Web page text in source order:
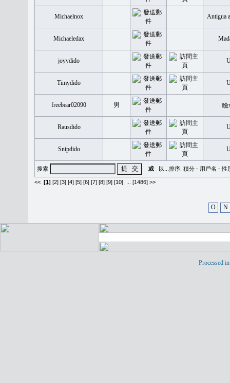
Michaelnox Antigua
Michaeledax
joyydido
Timydido
freebear02090 男
Rausdido
Snipdido
搜索 或 以...排序: 積分 - 用戶名 -性
<< [1] [2] [3] [4] [5] [6] [7] [8] [9] [10] [1486] >>
O N
Processed